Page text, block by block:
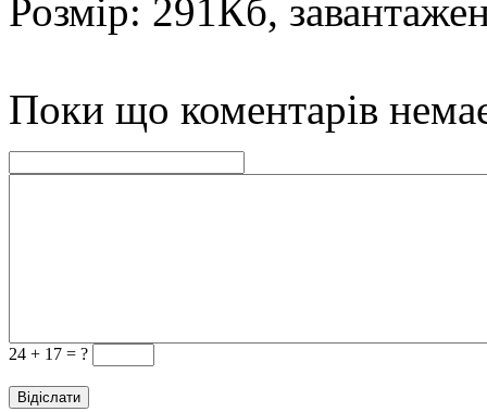
Розмір: 291Кб,
Поки що коментарів
24 + 17 = ?